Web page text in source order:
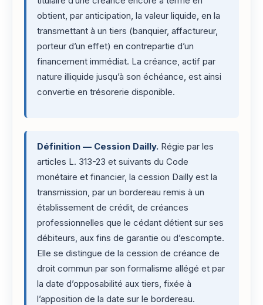
obtient, par anticipation, la valeur liquide, en la
transmettant à un tiers (banquier, affactureur,
porteur d’un effet) en contrepartie d’un
financement immédiat. La créance, actif par
nature illiquide jusqu’à son échéance, est ainsi
convertie en trésorerie disponible.
Définition — Cession Dailly. Régie par les
articles L. 313-23 et suivants du Code
monétaire et financier, la cession Dailly est la
transmission, par un bordereau remis à un
établissement de crédit, de créances
professionnelles que le cédant détient sur ses
débiteurs, aux fins de garantie ou d’escompte.
Elle se distingue de la cession de créance de
droit commun par son formalisme allégé et par
la date d’opposabilité aux tiers, fixée à
l’apposition de la date sur le bordereau.